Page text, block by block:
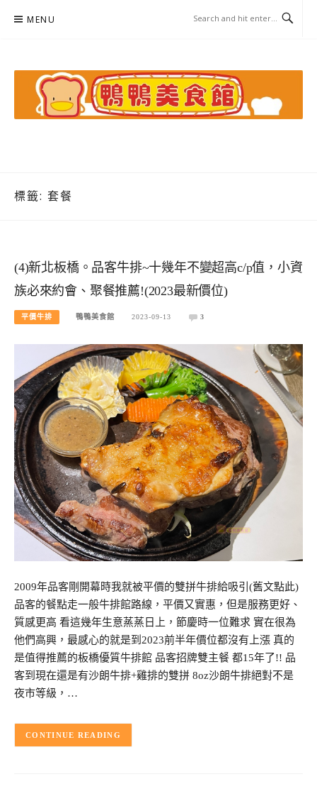
MENU
標籤: 套餐
(4)新北板橋。品客牛排~十幾年不變超高c/p值，小資
族必來約會、聚餐推薦!(2023最新價位)
平價牛排 鴨鴨美食館 2023-09-13 3
2009年品客剛開幕時我就被平價的雙拼牛排給吸引(舊文點此)
品客的餐點走一般牛排館路線，平價又實惠，但是服務更好、
質感更高 看這幾年生意蒸蒸日上，節慶時一位難求 實在很為
他們高興，最感心的就是到2023前半年價位都沒有上漲 真的
是值得推薦的板橋優質牛排館 品客招牌雙主餐 都15年了!! 品
客到現在還是有沙朗牛排+雞排的雙拼 8oz沙朗牛排絕對不是
夜市等級，…
CONTINUE READING